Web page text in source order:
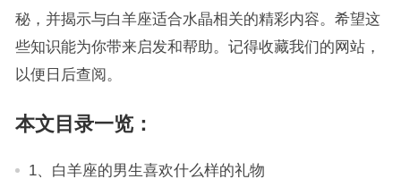
秘，并揭示与白羊座适合水晶相关的精彩内容。希望这
些知识能为你带来启发和帮助。记得收藏我们的网站，
以便日后查阅。
本文目录一览：
1、白羊座的男生喜欢什么样的礼物